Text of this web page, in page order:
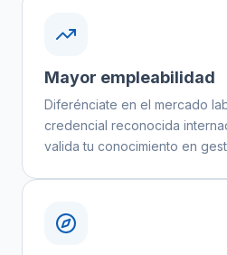
Mayor empleabilidad
Diferénciate en el mercado
credencial reconocida
valida tu conocimiento en